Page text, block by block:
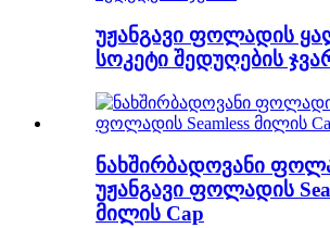
უჟანგავი ფოლადის
სოკეტი შედუღების
ნახშირბადოვანი
უჟანგავი ფოლადის
მილის Cap